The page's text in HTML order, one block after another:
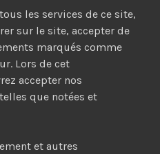
les services de ce site,
sur le site, accepter de
marqués comme
Lors de cet
accepter nos
que notées et
et autres